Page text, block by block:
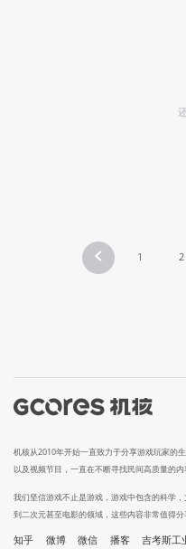
1 2
机核从2010年开始一直致力于分享游戏玩家的
以及视频节目，一直在不断寻找民间高质量的内
我们坚信游戏不止是游戏，游戏中包含的科学
到二次元甚至电影的领域，这些内容非常值得分
知乎 微博 微信 播客 吉考斯工